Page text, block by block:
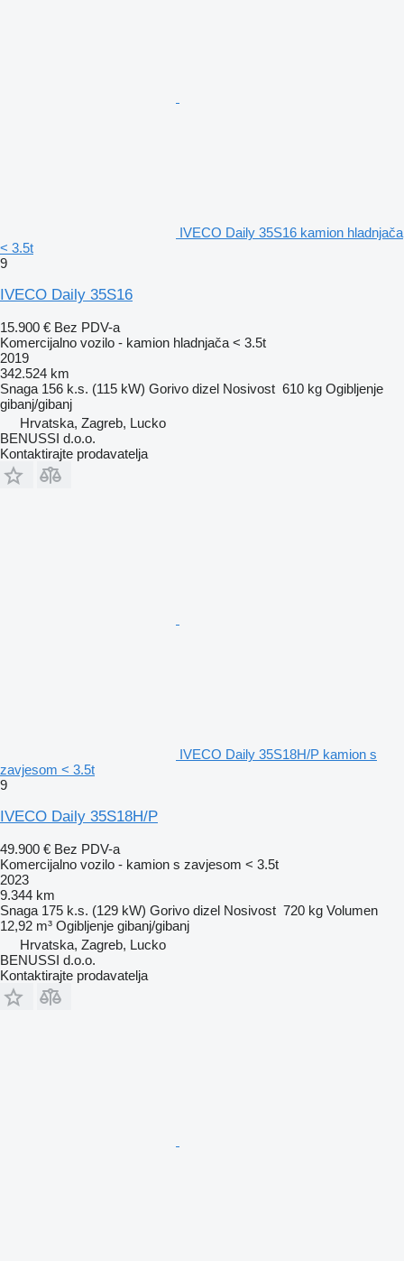
IVECO Daily 35S16 kamion hladnjača
< 3.5t
9
IVECO Daily 35S16
15.900 € Bez PDV-a
Komercijalno vozilo - kamion hladnjača < 3.5t
2019
342.524 km
Snaga 156 k.s. (115 kW) Gorivo dizel Nosivost 610 kg Ogibljenje
gibanj/gibanj
Hrvatska, Zagreb, Lucko
BENUSSI d.o.o.
Kontaktirajte prodavatelja
IVECO Daily 35S18H/P kamion s
zavjesom < 3.5t
9
IVECO Daily 35S18H/P
49.900 € Bez PDV-a
Komercijalno vozilo - kamion s zavjesom < 3.5t
2023
9.344 km
Snaga 175 k.s. (129 kW) Gorivo dizel Nosivost 720 kg Volumen
12,92 m³ Ogibljenje gibanj/gibanj
Hrvatska, Zagreb, Lucko
BENUSSI d.o.o.
Kontaktirajte prodavatelja